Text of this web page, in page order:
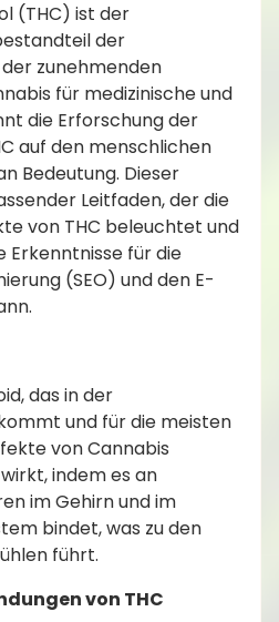
(THC) ist der
der
zunehmenden
für medizinische und
die Erforschung der
auf den menschlichen
Bedeutung. Dieser
Leitfaden, der die
von THC beleuchtet und
Erkenntnisse für die
(SEO) und den E-
das in der
und für die meisten
von Cannabis
indem es an
im Gehirn und im
bindet, was zu den
führt.
von THC